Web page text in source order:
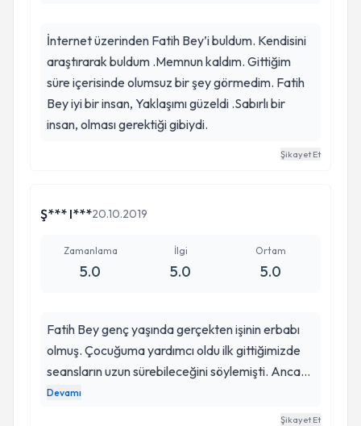
İnternet üzerinden Fatih Bey’i buldum. Kendisini
araştırarak buldum .Memnun kaldım. Gittiğim
süre içerisinde olumsuz bir şey görmedim. Fatih
Bey iyi bir insan, Yaklaşımı güzeldi .Sabırlı bir
insan, olması gerektiği gibiydi.
Şikayet Et
Ş*** I***20.10.2019
Zamanlama
5.0
İlgi
5.0
Ortam
5.0
Fatih Bey genç yaşında gerçekten işinin erbabı
olmuş. Çocuğuma yardımcı oldu ilk gittiğimizde
seansların uzun sürebileceğini söylemişti. Ancak
gittikten sonra gerek kalmadığını seansların 1
seferde yeterli olacağını söyledi. Seansları uzatıp
Devamı
Şikayet Et